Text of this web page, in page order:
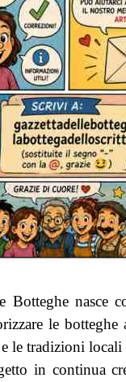
Botteghe nasce
le
le tradizioni locali
in continua